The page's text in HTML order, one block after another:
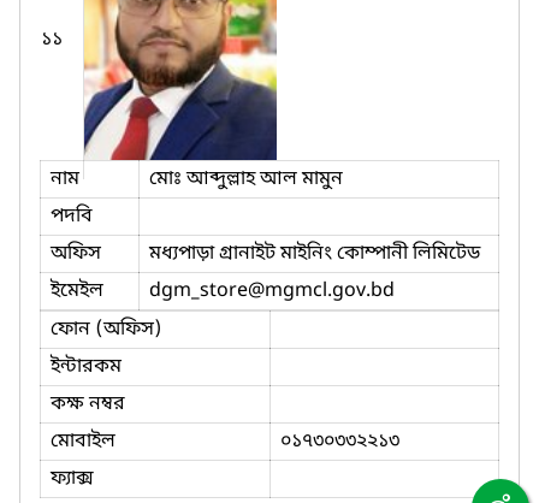
১১
নাম
মোঃ আব্দুল্লাহ আল মামুন
পদবি
অফিস
মধ্যপাড়া গ্রানাইট মাইনিং কোম্পানী লিমিটেড
ইমেইল
dgm_store@mgmcl.gov.bd
ফোন (অফিস)
ইন্টারকম
কক্ষ নম্বর
মোবাইল
০১৭৩০৩৩২২১৩
ফ্যাক্স